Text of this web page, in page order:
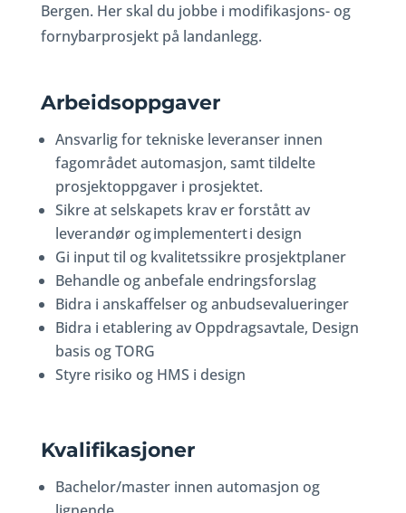
Bergen. Her skal du jobbe i modifikasjons- og
fornybarprosjekt på landanlegg.
Arbeidsoppgaver
Ansvarlig for tekniske leveranser innen
fagområdet automasjon, samt tildelte
prosjektoppgaver i prosjektet.
Sikre at selskapets krav er forstått av
leverandør og implementert i design
Gi input til og kvalitetssikre prosjektplaner
Behandle og anbefale endringsforslag
Bidra i anskaffelser og anbudsevalueringer
Bidra i etablering av Oppdragsavtale, Design
basis og TORG
Styre risiko og HMS i design
Kvalifikasjoner
Bachelor/master innen automasjon og